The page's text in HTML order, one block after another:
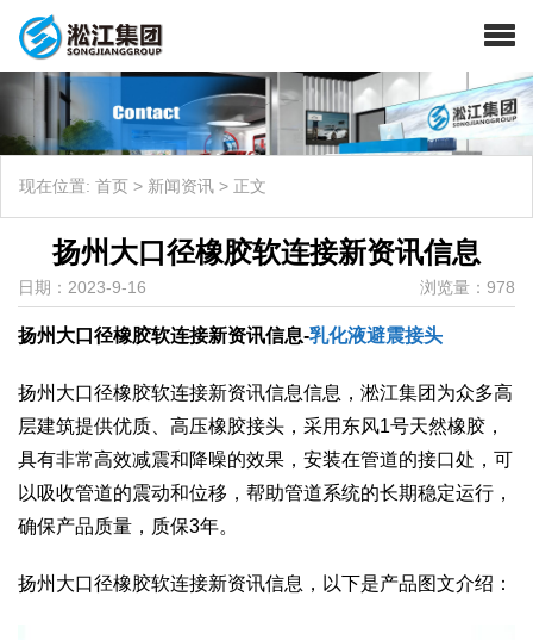
现在位置: 首页 > 新闻资讯 > 正文
扬州大口径橡胶软连接新资讯信息
日期：2023-9-16 浏览量：978
扬州大口径橡胶软连接新资讯信息-乳化液避震接头
扬州大口径橡胶软连接新资讯信息信息，淞江集团为众多高
层建筑提供优质、高压橡胶接头，采用东风1号天然橡胶，
具有非常高效减震和降噪的效果，安装在管道的接口处，可
以吸收管道的震动和位移，帮助管道系统的长期稳定运行，
确保产品质量，质保3年。
扬州大口径橡胶软连接新资讯信息，以下是产品图文介绍：